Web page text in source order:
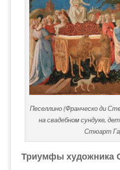
Песеллино (Франческо ди
на свадебном сундуке,
Стюарт
Триумфы художника